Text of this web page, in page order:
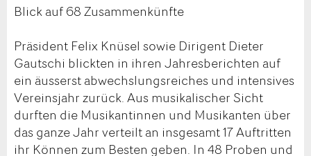
Blick auf 68 Zusammenkünfte
Präsident Felix Knüsel sowie Dirigent Dieter
Gautschi blickten in ihren Jahresberichten auf
ein äusserst abwechslungsreiches und intensives
Vereinsjahr zurück. Aus musikalischer Sicht
durften die Musikantinnen und Musikanten über
das ganze Jahr verteilt an insgesamt 17 Auftritten
ihr Können zum Besten geben. In 48 Proben und